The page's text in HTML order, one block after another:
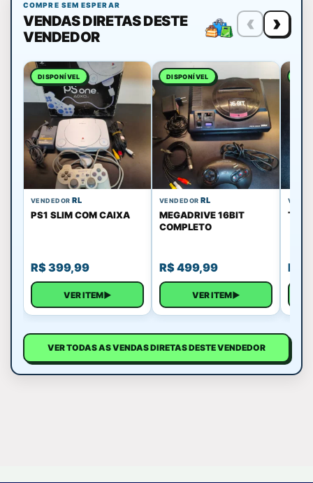
COMPRE SEM ESPERAR
VENDAS DIRETAS DESTE
VENDEDOR
‹ ›
DISPONÍVEL
VENDEDOR RL
PS1 SLIM COM CAIXA
R$399,99
VER ITEM▶
DISPONÍVEL
VENDEDOR RL
MEGADRIVE 16BIT
COMPLETO
R$499,99
VER ITEM▶
TOY
R$
VER TODAS AS VENDAS DIRETAS DESTE VENDEDOR